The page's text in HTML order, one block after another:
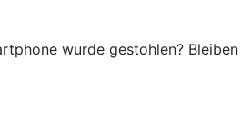
wurde gestohlen?